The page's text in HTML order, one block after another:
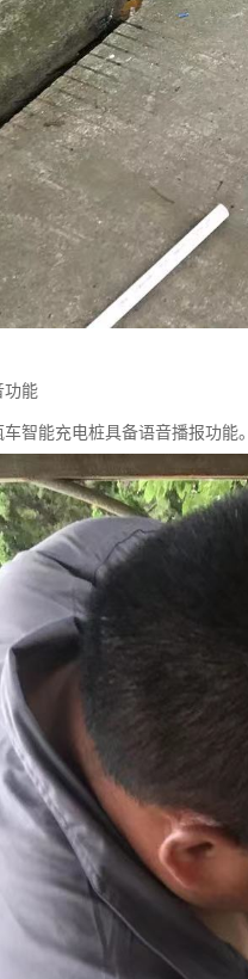
功能
车智能充电桩具备语音播报功能。